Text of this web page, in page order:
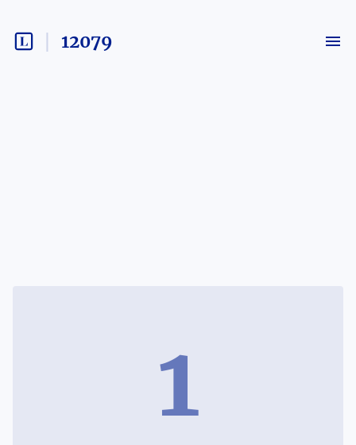
12079
1